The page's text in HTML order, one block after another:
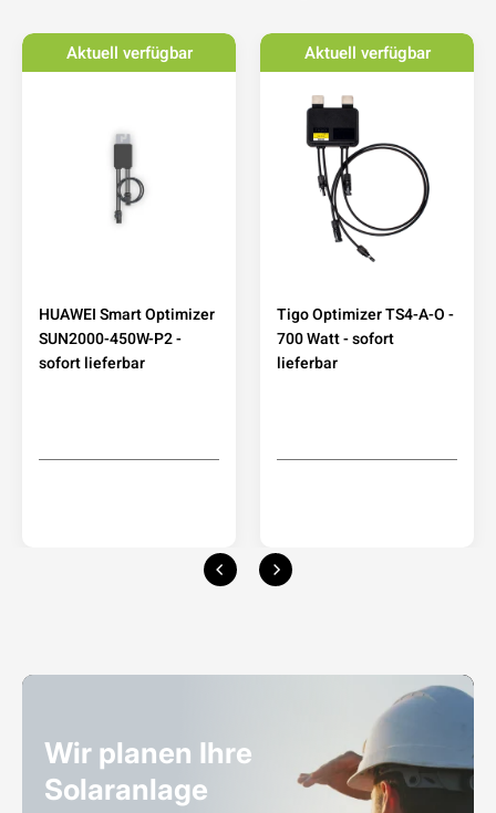
Aktuell verfügbar
HUAWEI Smart Optimizer
SUN2000-450W-P2 -
sofort lieferbar
Aktuell verfügbar
Tigo Optimizer TS4-A-O -
700 Watt - sofort
lieferbar
Wir planen Ihre
Solaranlage